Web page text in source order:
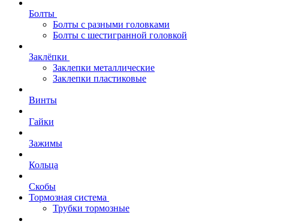
Болты
Болты с разными головками
Болты с шестигранной головкой
Заклёпки
Заклепки металлические
Заклепки пластиковые
Винты
Гайки
Зажимы
Кольца
Скобы
Тормозная система
Трубки тормозные